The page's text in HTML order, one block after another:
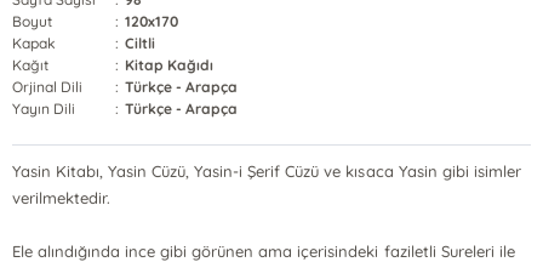
Boyut
: 120x170
Kapak
: Ciltli
Kağıt
: Kitap Kağıdı
Orjinal Dili
: Türkçe - Arapça
Yayın Dili
: Türkçe - Arapça
Yasin Kitabı, Yasin Cüzü, Yasin-i Şerif Cüzü ve kısaca Yasin gibi isimler
verilmektedir.
Ele alındığında ince gibi görünen ama içerisindeki faziletli Sureleri ile